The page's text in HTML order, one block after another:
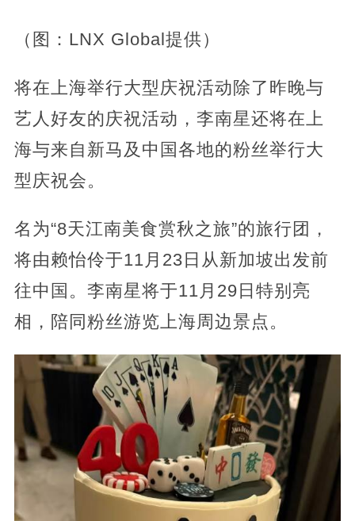
（图：LNX Global提供）
将在上海举行大型庆祝活动除了昨晚与
艺人好友的庆祝活动，李南星还将在上
海与来自新马及中国各地的粉丝举行大
型庆祝会。
名为“8天江南美食赏秋之旅”的旅行团，
将由赖怡伶于11月23日从新加坡出发前
往中国。李南星将于11月29日特别亮
相，陪同粉丝游览上海周边景点。